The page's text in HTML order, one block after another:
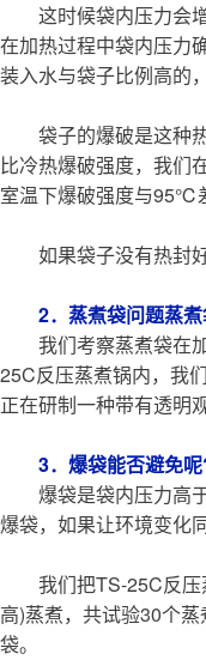
这时候袋内压力会
在加热过程中袋内压力
装入水与袋子比例高的
袋子的爆破是这种
比冷热爆破强度，我们
室温下爆破强度与95℃
如果袋子没有热封
2．蒸煮袋问题蒸
我们考察蒸煮袋在
25C反压蒸煮锅内，我
正在研制一种带有透明
3．爆袋能否避免
爆袋是袋内压力高
爆袋，如果让环境变化
我们把TS-25C反
高)蒸煮，共试验30个
袋。